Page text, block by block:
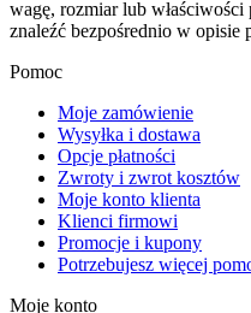
wagę, rozmiar lub
znaleźć bezpośrednio w opisie
Pomoc
Moje zamówienie
Wysyłka i dostawa
Opcje płatności
Zwroty i zwrot kosztów
Moje konto klienta
Klienci firmowi
Promocje i kupony
Potrzebujesz więcej
Moje konto